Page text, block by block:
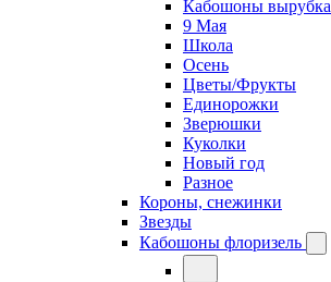
Кабошоны вырубка
9 Мая
Школа
Осень
Цветы/Фрукты
Единорожки
Зверюшки
Куколки
Новый год
Разное
Короны, снежинки
Звезды
Кабошоны флоризель